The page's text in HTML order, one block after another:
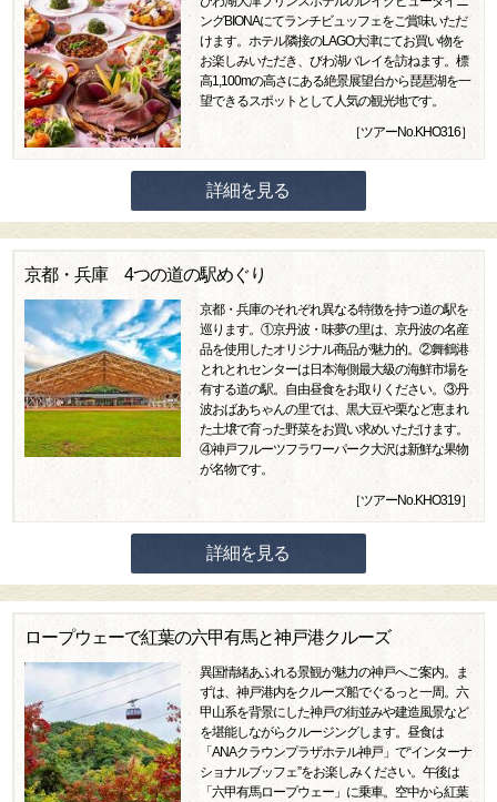
ングBIONAにてランチビュッフェをご賞味いただ
けます。ホテル隣接のLAGO大津にてお買い物を
お楽しみいただき、びわ湖バレイを訪ねます。標
高1,100mの高さにある絶景展望台から琵琶湖を一
望できるスポットとして人気の観光地です。
［ツアーNo.KHO316］
詳細を見る
京都・兵庫 4つの道の駅めぐり
京都・兵庫のそれぞれ異なる特徴を持つ道の駅を
巡ります。①京丹波・味夢の里は、京丹波の名産
品を使用したオリジナル商品が魅力的。②舞鶴港
とれとれセンターは日本海側最大級の海鮮市場を
有する道の駅。自由昼食をお取りください。③丹
波おばあちゃんの里では、黒大豆や栗など恵まれ
た土壌で育った野菜をお買い求めいただけます。
④神戸フルーツフラワーパーク大沢は新鮮な果物
が名物です。
［ツアーNo.KHO319］
詳細を見る
ロープウェーで紅葉の六甲有馬と神戸港クルーズ
異国情緒あふれる景観が魅力の神戸へご案内。ま
ずは、神戸港内をクルーズ船でぐるっと一周。六
甲山系を背景にした神戸の街並みや建造風景など
を堪能しながらクルージングします。昼食は
「ANAクラウンプラザホテル神戸」で“インターナ
ショナルブッフェ”をお楽しみください。午後は
「六甲有馬ロープウェー」に乗車。空中から紅葉